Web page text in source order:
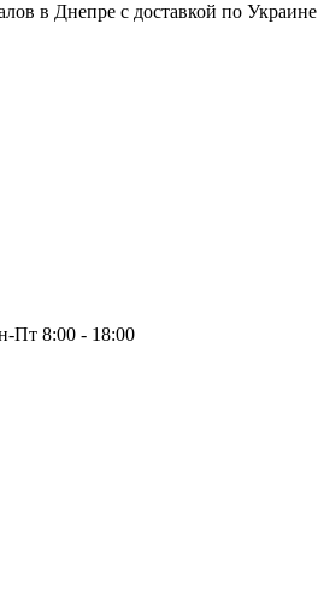
в Днепре с доставкой по Украине
Пт 8:00 - 18:00